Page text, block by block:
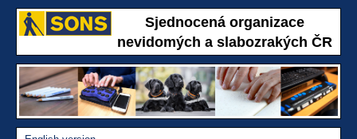
Sjednocená organizace
nevidomých a slabozrakých ČR